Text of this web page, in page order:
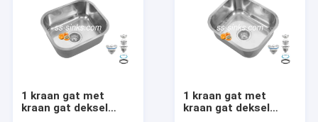
1 kraan gat met
kraan gat deksel
1 kraan gat met
kraan gat deksel